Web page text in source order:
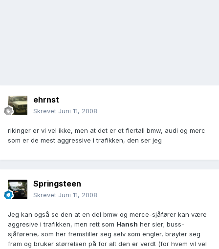
ehrnst
Skrevet Juni 11, 2008
rikinger er vi vel ikke, men at det er et flertall bmw, audi og merc
som er de mest aggressive i trafikken, den ser jeg
Springsteen
Skrevet Juni 11, 2008
Jeg kan også se den at en del bmw og merce-sjåfører kan være
aggresive i trafikken, men rett som Hansh her sier; buss-
sjåførene, som her fremstiller seg selv som engler, brøyter seg
fram og bruker størrelsen på for alt den er verdt (for hvem vil vel